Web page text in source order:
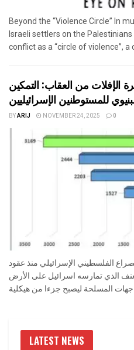
Beyond the “Violence Circle” In
Israeli settlers on the
conflict as a “circle of violence”, a
الإفلات من العقاب: التمكين
للمستوطنين الإسرائيليين
BYARIJ NOVEMBER 24, 2025 0
الفلسطيني الإسرائيلي منذ عقود
الذي تمارسه اسرائيل على الأرض
LATEST NEWS